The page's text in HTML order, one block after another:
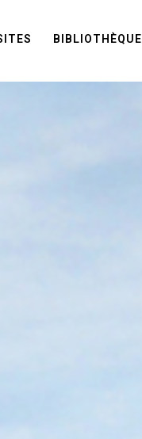
BIBLIOTHÈQUE